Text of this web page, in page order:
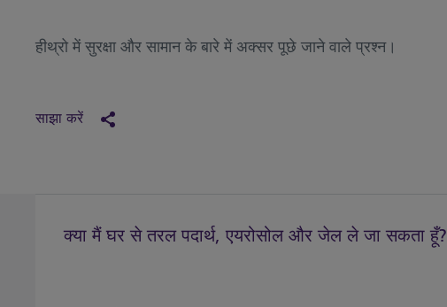
हीथ्रो में सुरक्षा और सामान के बारे में अक्सर पूछे जाने वाले प्रश्न।
साझा करें
क्या मैं घर से तरल पदार्थ, एयरोसोल और जेल ले जा सकता हूँ?